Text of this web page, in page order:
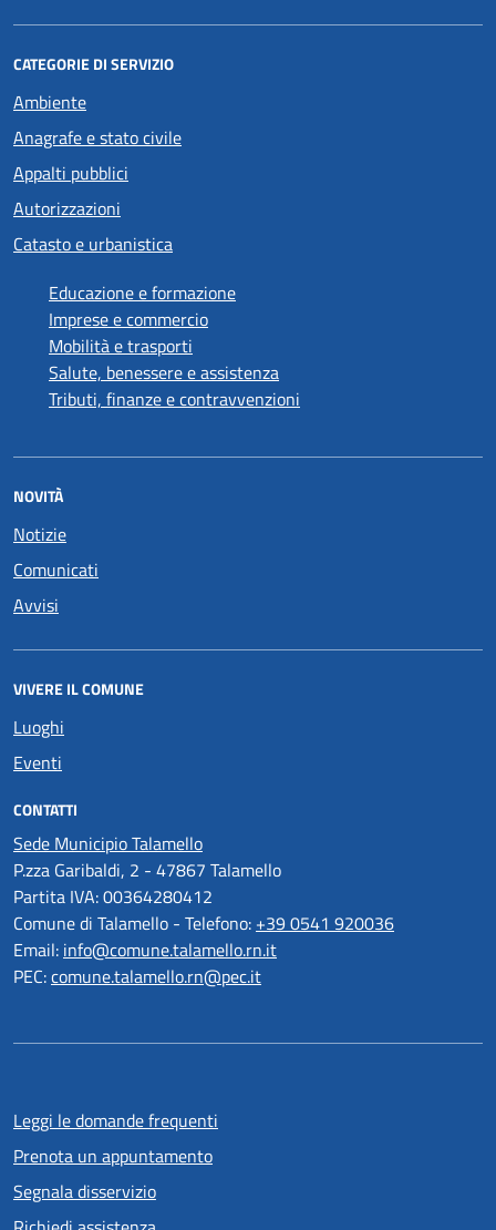
CATEGORIE DI SERVIZIO
Ambiente
Anagrafe e stato civile
Appalti pubblici
Autorizzazioni
Catasto e urbanistica
Educazione e formazione
Imprese e commercio
Mobilità e trasporti
Salute, benessere e assistenza
Tributi, finanze e contravvenzioni
NOVITÀ
Notizie
Comunicati
Avvisi
VIVERE IL COMUNE
Luoghi
Eventi
CONTATTI
Sede Municipio Talamello
P.zza Garibaldi, 2 - 47867 Talamello
Partita IVA: 00364280412
Comune di Talamello - Telefono: +39 0541 920036
Email: info@comune.talamello.rn.it
PEC:comune.talamello.rn@pec.it
Leggi le domande frequenti
Prenota un appuntamento
Segnala disservizio